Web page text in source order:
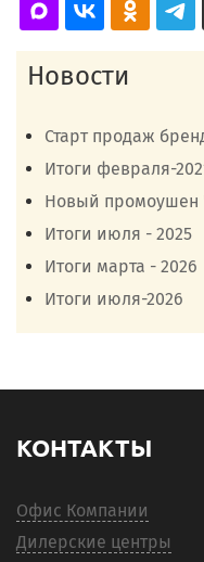
Новости
Старт продаж
Итоги февраля-
Новый промоушен
Итоги июля - 2025
Итоги марта - 2026
Итоги июля-2026
КОНТАКТЫ
Офис Компании
Дилерские центры